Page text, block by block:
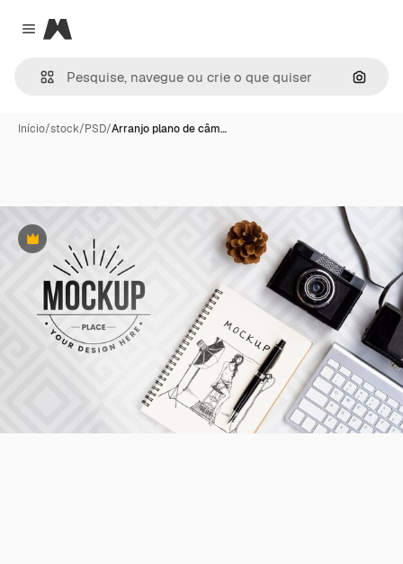
Close menu
Magnific
Início/stock/PSD/Arranjo plano de câm…
Premium